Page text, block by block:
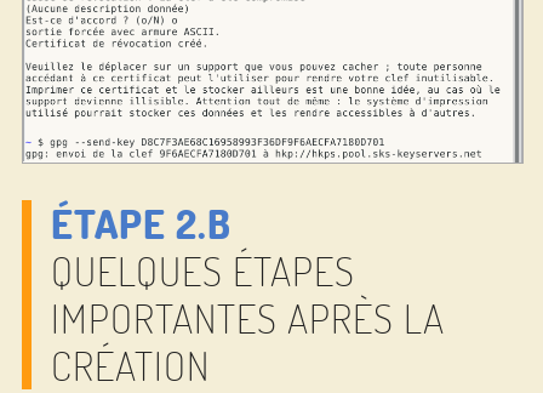
ÉTAPE 2.B
QUELQUES ÉTAPES
IMPORTANTES APRÈS LA
CRÉATION